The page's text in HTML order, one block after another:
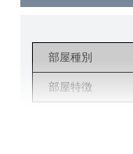
部屋種別
部屋特徴